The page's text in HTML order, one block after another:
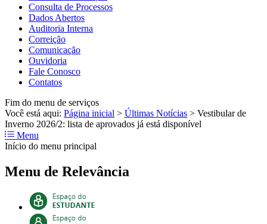
Consulta de Processos
Dados Abertos
Auditoria Interna
Correição
Comunicação
Ouvidoria
Fale Conosco
Contatos
Fim do menu de serviços
Você está aqui: Página inicial > Últimas Notícias > Vestibular de
Inverno 2026/2: lista de aprovados já está disponível
Menu
Início do menu principal
Menu de Relevância